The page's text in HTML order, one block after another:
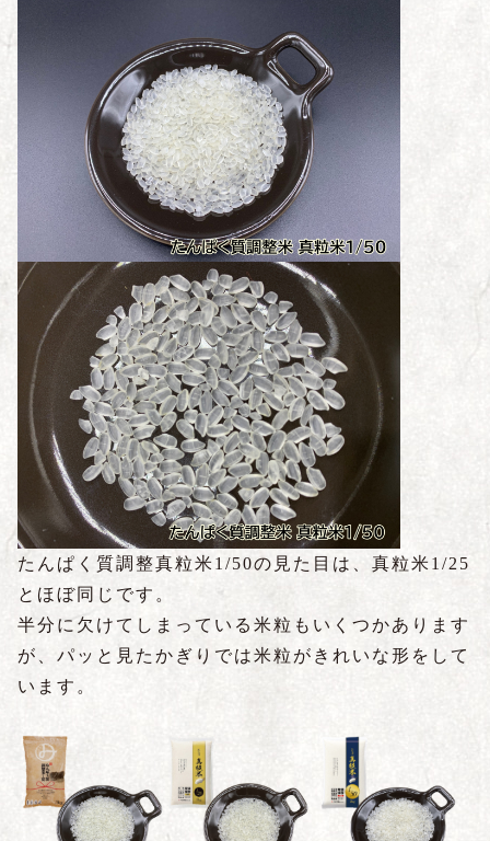
たんぱく質調整真粒米1/50の見た目は、真粒米1/25
とほぼ同じです。
半分に欠けてしまっている米粒もいくつかあります
が、パッと見たかぎりでは米粒がきれいな形をして
います。